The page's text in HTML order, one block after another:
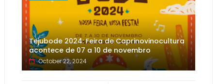
Tejubode 2024: Feira de Caprinovinocultura
acontece de 07 a 10 de novembro
October 22, 2024